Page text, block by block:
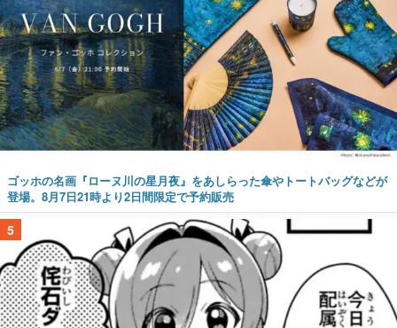
ゴッホの名画『ローヌ川の星月夜』をあしらった傘やトートバッグなどが
登場。8月7日21時より2日間限定で予約販売
5